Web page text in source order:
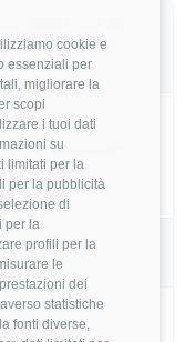
cookie e
essenziali per
migliorare la
scopi
i tuoi dati
su
limitati per la
per la pubblicità
di
per la
profili per la
le
dei
statistiche
fonti diverse,
di
di valutazione